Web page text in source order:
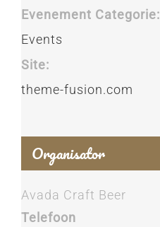
Evenement Categorie:
Events
Site:
theme-fusion.com
Organisator
Avada Craft Beer
Telefoon